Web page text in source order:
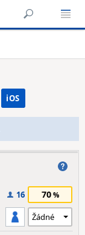
iOS
16 70